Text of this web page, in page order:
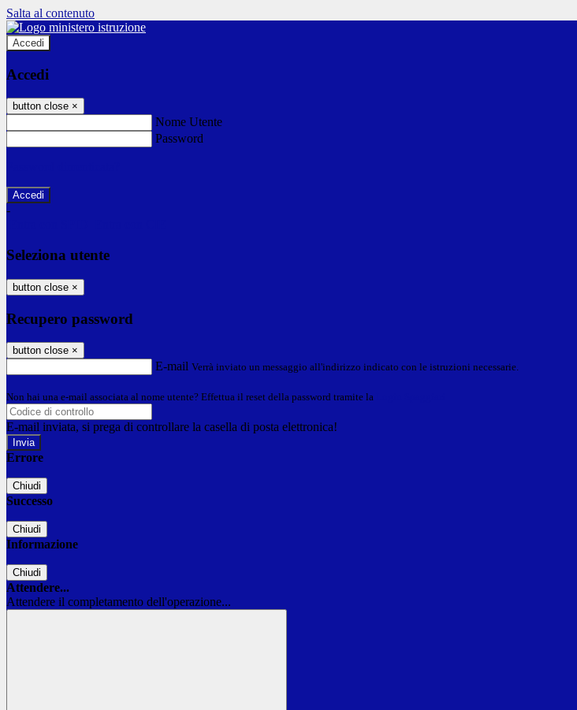
Salta al contenuto
Accedi
Accedi
button close ×
Nome Utente
Password
-
Seleziona utente
button close ×
Recupero password
button close ×
E-mail Verrà inviato un messaggio all'indirizzo indicato con le istruzioni necessarie.
Non hai una e-mail associata al nome utente? Effettua il reset della password tramite la
E-mail inviata, si prega di controllare la casella di posta elettronica!
Errore
Chiudi
Successo
Chiudi
Informazione
Chiudi
Attendere...
Attendere il completamento dell'operazione...